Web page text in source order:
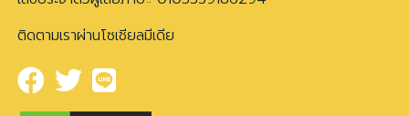
ติดตามเราผ่านโซเชียลมีเดีย